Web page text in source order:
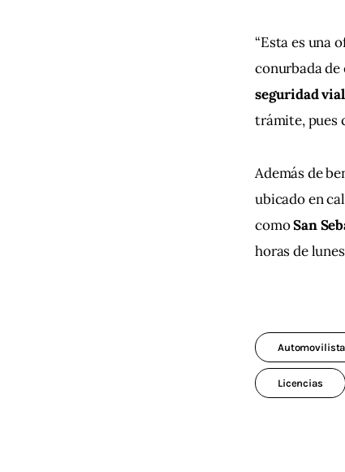
“Esta es una
conurbada de
seguridad vial
trámite, pues
Además de
ubicado en
como San
horas de
Licencias